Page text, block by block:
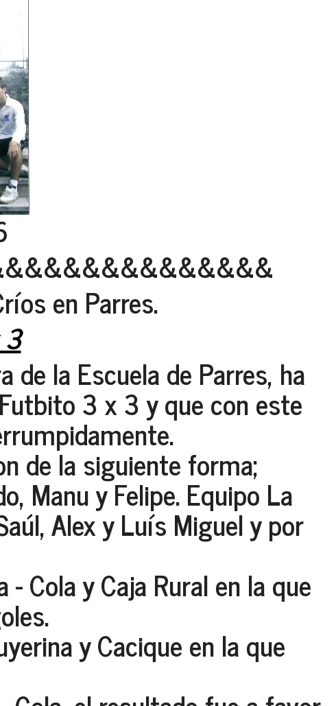
en Parres.
la Escuela de Parres, ha
3 x 3 y que con este
de la siguiente forma;
Manu y Felipe. Equipo La
Alex y Luís Miguel y por
Cola y Caja Rural en la que
y Cacique en la que